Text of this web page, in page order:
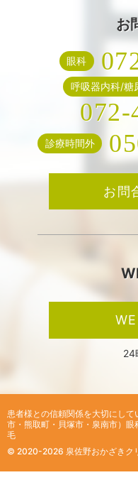
お
眼科
呼吸器内科/糖
072-
診療時間外
お問
24
© 2020-2026 泉佐野おかざきク
患者様との信頼関係を大切にして
市・熊取町・貝塚市・泉南市）
毛